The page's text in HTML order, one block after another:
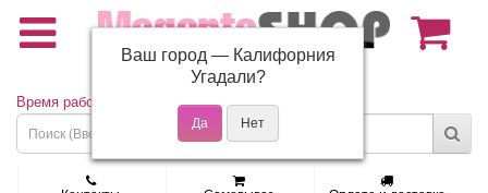
(495) 150-01-37
Время работы: Пн - Пт 9:30 - 19:00
Ваш город — Калифорния
Угадали?